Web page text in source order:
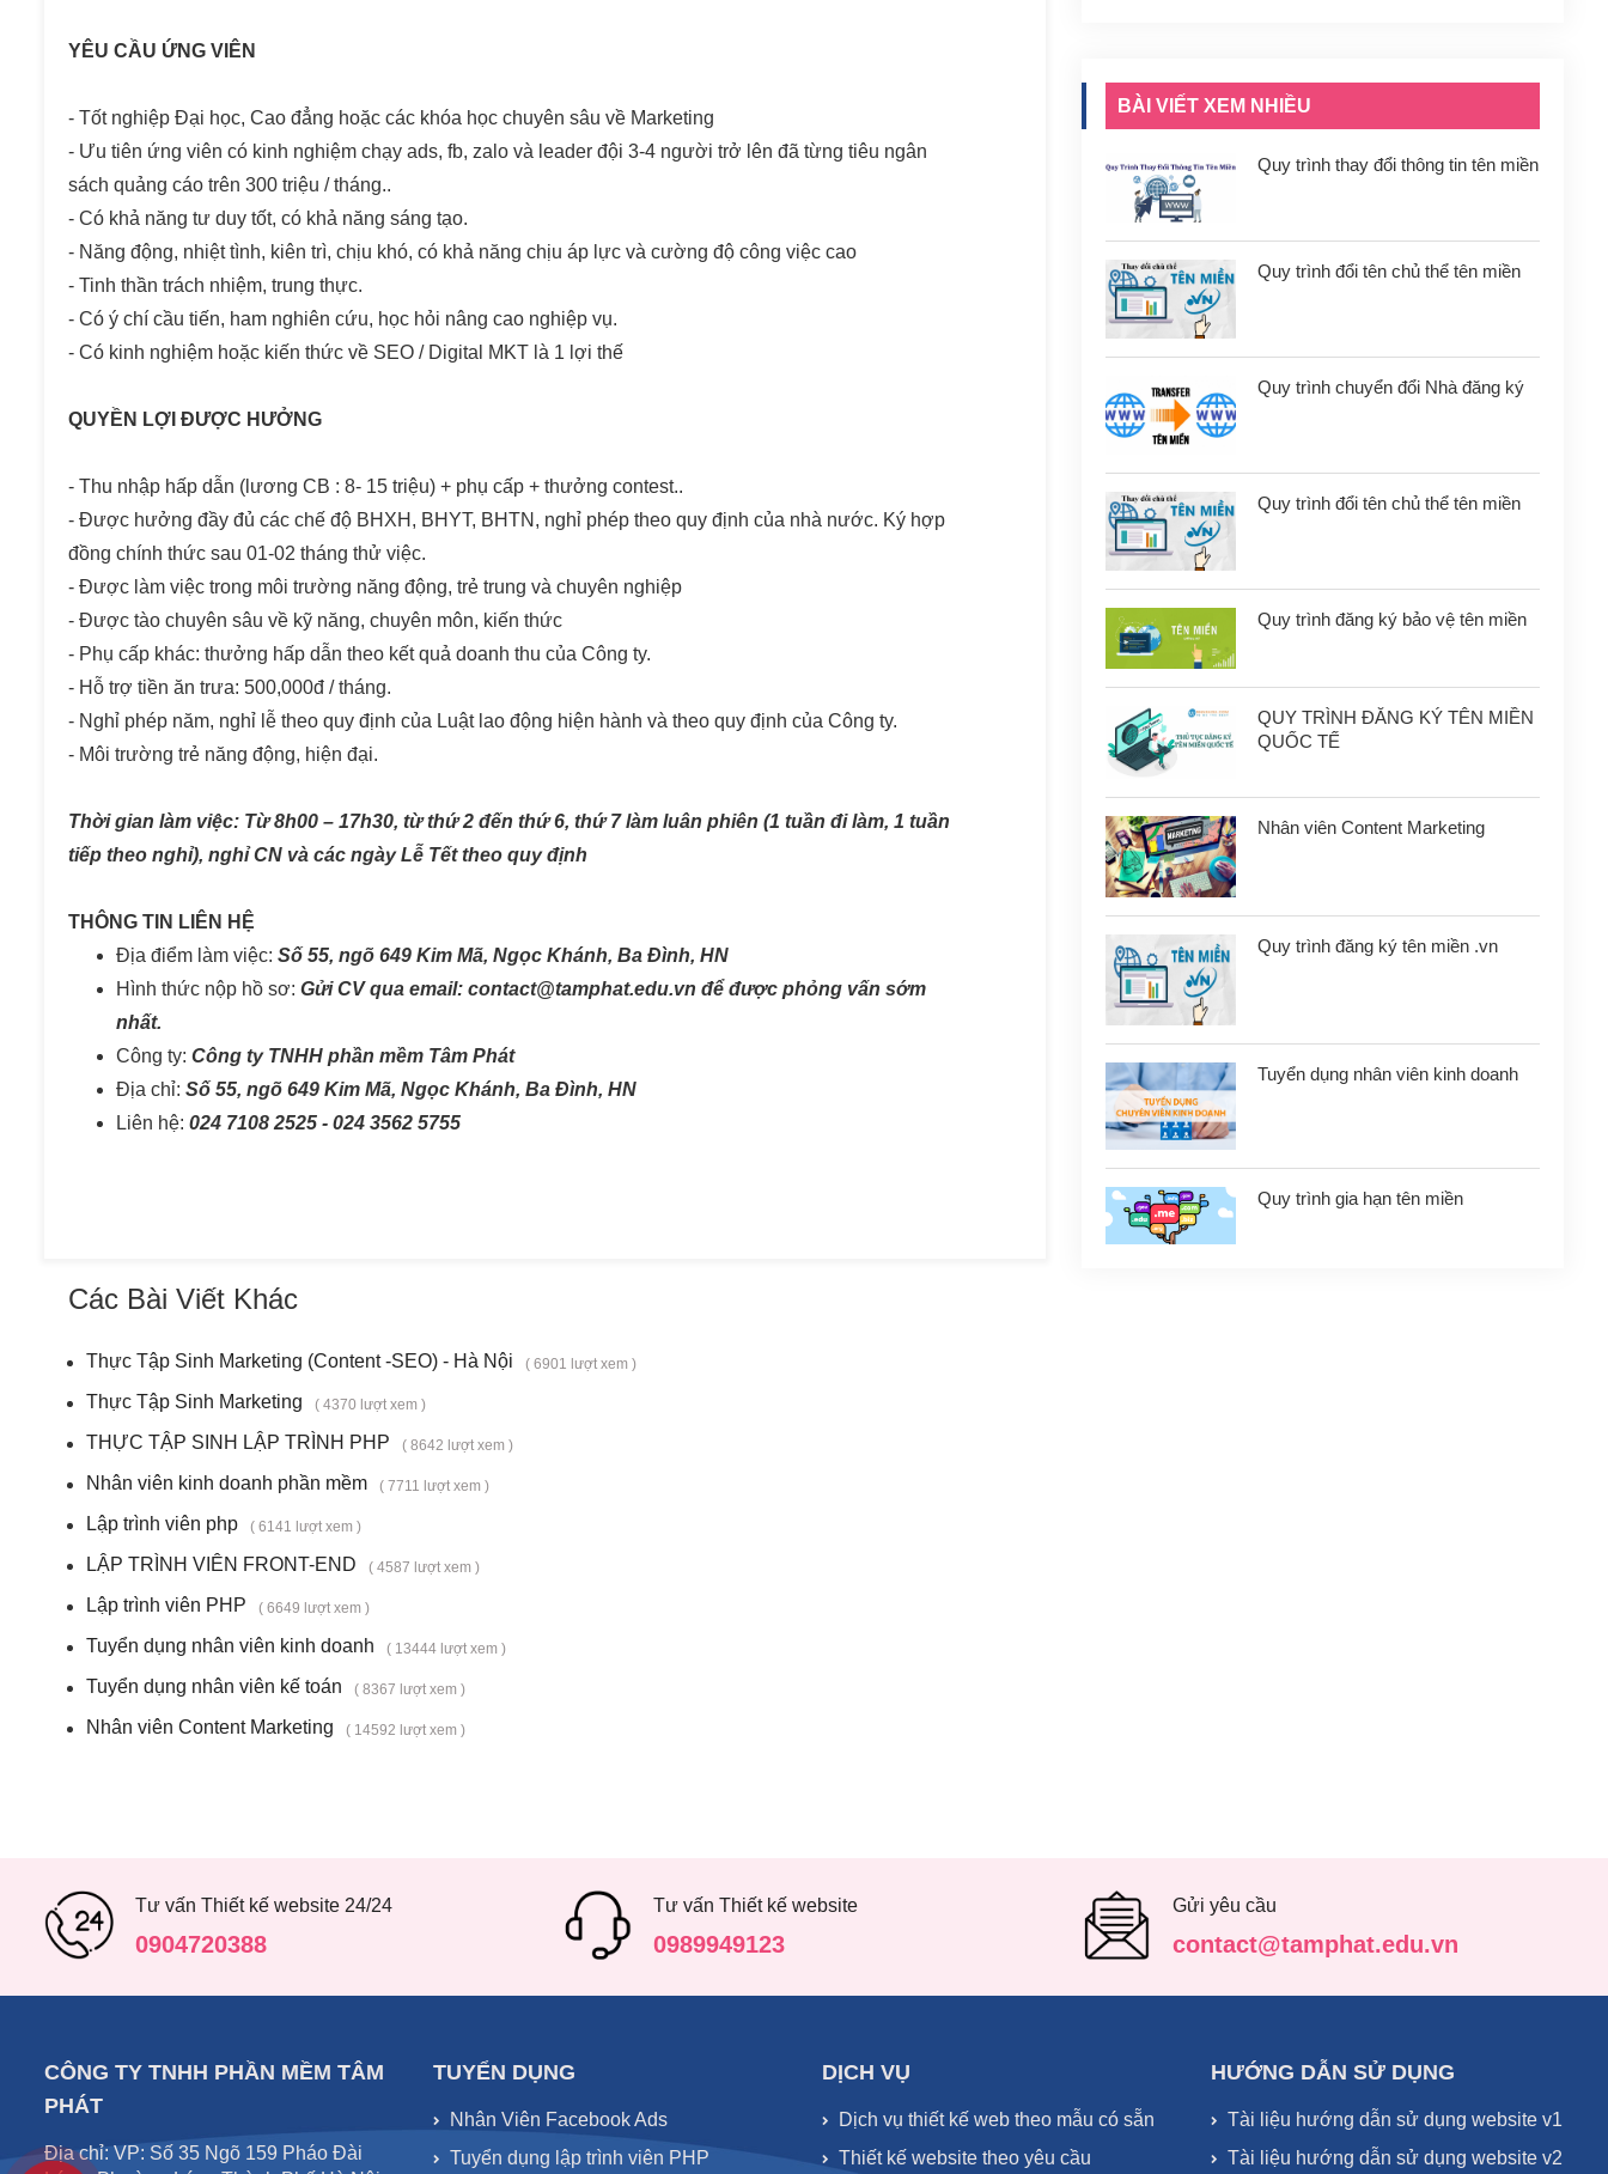
YÊU CẦU ỨNG VIÊN
- Tốt nghiệp Đại học, Cao đẳng hoặc các khóa học chuyên sâu về Marketing
- Ưu tiên ứng viên có kinh nghiệm chạy ads, fb, zalo và leader đội 3-4 người trở lên đã từng tiêu ngân
sách quảng cáo trên 300 triệu / tháng..
- Có khả năng tư duy tốt, có khả năng sáng tạo.
- Năng động, nhiệt tình, kiên trì, chịu khó, có khả năng chịu áp lực và cường độ công việc cao
- Tinh thần trách nhiệm, trung thực.
- Có ý chí cầu tiến, ham nghiên cứu, học hỏi nâng cao nghiệp vụ.
- Có kinh nghiệm hoặc kiến thức về SEO / Digital MKT là 1 lợi thế
QUYỀN LỢI ĐƯỢC HƯỞNG
- Thu nhập hấp dẫn (lương CB : 8- 15 triệu) + phụ cấp + thưởng contest..
- Được hưởng đầy đủ các chế độ BHXH, BHYT, BHTN, nghỉ phép theo quy định của nhà nước. Ký hợp
đồng chính thức sau 01-02 tháng thử việc.
- Được làm việc trong môi trường năng động, trẻ trung và chuyên nghiệp
- Được tào chuyên sâu về kỹ năng, chuyên môn, kiến thức
- Phụ cấp khác: thưởng hấp dẫn theo kết quả doanh thu của Công ty.
- Hỗ trợ tiền ăn trưa: 500,000đ / tháng.
- Nghỉ phép năm, nghỉ lễ theo quy định của Luật lao động hiện hành và theo quy định của Công ty.
- Môi trường trẻ năng động, hiện đại.
Thời gian làm việc: Từ 8h00 – 17h30, từ thứ 2 đến thứ 6, thứ 7 làm luân phiên (1 tuần đi làm, 1 tuần
tiếp theo nghỉ), nghỉ CN và các ngày Lễ Tết theo quy định
THÔNG TIN LIÊN HỆ
Địa điểm làm việc: Số 55, ngõ 649 Kim Mã, Ngọc Khánh, Ba Đình, HN
Hình thức nộp hồ sơ: Gửi CV qua email: contact@tamphat.edu.vn để được phỏng vấn sớm
nhất.
Công ty: Công ty TNHH phần mềm Tâm Phát
Địa chỉ: Số 55, ngõ 649 Kim Mã, Ngọc Khánh, Ba Đình, HN
Liên hệ: 024 7108 2525 - 024 3562 5755
Các Bài Viết Khác
Thực Tập Sinh Marketing (Content -SEO) - Hà Nội ( 6901 lượt xem )
Thực Tập Sinh Marketing ( 4370 lượt xem )
THỰC TẬP SINH LẬP TRÌNH PHP ( 8642 lượt xem )
Nhân viên kinh doanh phần mềm ( 7711 lượt xem )
Lập trình viên php ( 6141 lượt xem )
LẬP TRÌNH VIÊN FRONT-END ( 4587 lượt xem )
Lập trình viên PHP ( 6649 lượt xem )
Tuyển dụng nhân viên kinh doanh ( 13444 lượt xem )
Tuyển dụng nhân viên kế toán ( 8367 lượt xem )
Nhân viên Content Marketing ( 14592 lượt xem )
BÀI VIẾT XEM NHIỀU
Quy trình thay đổi thông tin tên miền
Quy trình đổi tên chủ thể tên miền
Quy trình chuyển đổi Nhà đăng ký
Quy trình đổi tên chủ thể tên miền
Quy trình đăng ký bảo vệ tên miền
QUY TRÌNH ĐĂNG KÝ TÊN MIỀN
QUỐC TẾ
Nhân viên Content Marketing
Quy trình đăng ký tên miền .vn
Tuyển dụng nhân viên kinh doanh
Quy trình gia hạn tên miền
Tư vấn Thiết kế website 24/24
0904720388
Tư vấn Thiết kế website
0989949123
Gửi yêu cầu
contact@tamphat.edu.vn
CÔNG TY TNHH PHẦN MỀM TÂM
PHÁT
Địa chỉ: VP: Số 35 Ngõ 159 Pháo Đài
TUYỂN DỤNG
Nhân Viên Facebook Ads
Tuyển dụng lập trình viên PHP
DỊCH VỤ
Dịch vụ thiết kế web theo mẫu có sẵn
Thiết kế website theo yêu cầu
HƯỚNG DẪN SỬ DỤNG
Tài liệu hướng dẫn sử dụng website v1
Tài liệu hướng dẫn sử dụng website v2